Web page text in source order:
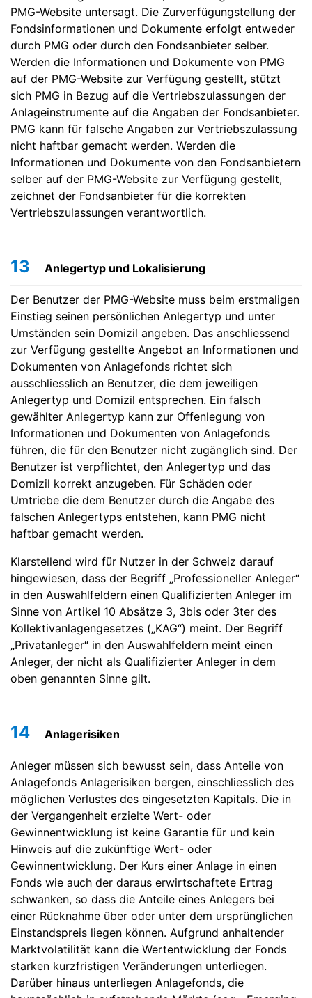
PMG-Website untersagt. Die Zurverfügungstellung der
Fondsinformationen und Dokumente erfolgt entweder
durch PMG oder durch den Fondsanbieter selber.
Werden die Informationen und Dokumente von PMG
auf der PMG-Website zur Verfügung gestellt, stützt
sich PMG in Bezug auf die Vertriebszulassungen der
Anlageinstrumente auf die Angaben der Fondsanbieter.
PMG kann für falsche Angaben zur Vertriebszulassung
nicht haftbar gemacht werden. Werden die
Informationen und Dokumente von den Fondsanbietern
selber auf der PMG-Website zur Verfügung gestellt,
zeichnet der Fondsanbieter für die korrekten
Vertriebszulassungen verantwortlich.
13 Anlegertyp und Lokalisierung
Der Benutzer der PMG-Website muss beim erstmaligen
Einstieg seinen persönlichen Anlegertyp und unter
Umständen sein Domizil angeben. Das anschliessend
zur Verfügung gestellte Angebot an Informationen und
Dokumenten von Anlagefonds richtet sich
ausschliesslich an Benutzer, die dem jeweiligen
Anlegertyp und Domizil entsprechen. Ein falsch
gewählter Anlegertyp kann zur Offenlegung von
Informationen und Dokumenten von Anlagefonds
führen, die für den Benutzer nicht zugänglich sind. Der
Benutzer ist verpflichtet, den Anlegertyp und das
Domizil korrekt anzugeben. Für Schäden oder
Umtriebe die dem Benutzer durch die Angabe des
falschen Anlegertyps entstehen, kann PMG nicht
haftbar gemacht werden.
Klarstellend wird für Nutzer in der Schweiz darauf
hingewiesen, dass der Begriff „Professioneller Anleger“
in den Auswahlfeldern einen Qualifizierten Anleger im
Sinne von Artikel 10 Absätze 3, 3bis oder 3ter des
Kollektivanlagengesetzes („KAG“) meint. Der Begriff
„Privatanleger“ in den Auswahlfeldern meint einen
Anleger, der nicht als Qualifizierter Anleger in dem
oben genannten Sinne gilt.
14 Anlagerisiken
Anleger müssen sich bewusst sein, dass Anteile von
Anlagefonds Anlagerisiken bergen, einschliesslich des
möglichen Verlustes des eingesetzten Kapitals. Die in
der Vergangenheit erzielte Wert- oder
Gewinnentwicklung ist keine Garantie für und kein
Hinweis auf die zukünftige Wert- oder
Gewinnentwicklung. Der Kurs einer Anlage in einen
Fonds wie auch der daraus erwirtschaftete Ertrag
schwanken, so dass die Anteile eines Anlegers bei
einer Rücknahme über oder unter dem ursprünglichen
Einstandspreis liegen können. Aufgrund anhaltender
Marktvolatilität kann die Wertentwicklung der Fonds
starken kurzfristigen Veränderungen unterliegen.
Darüber hinaus unterliegen Anlagefonds, die